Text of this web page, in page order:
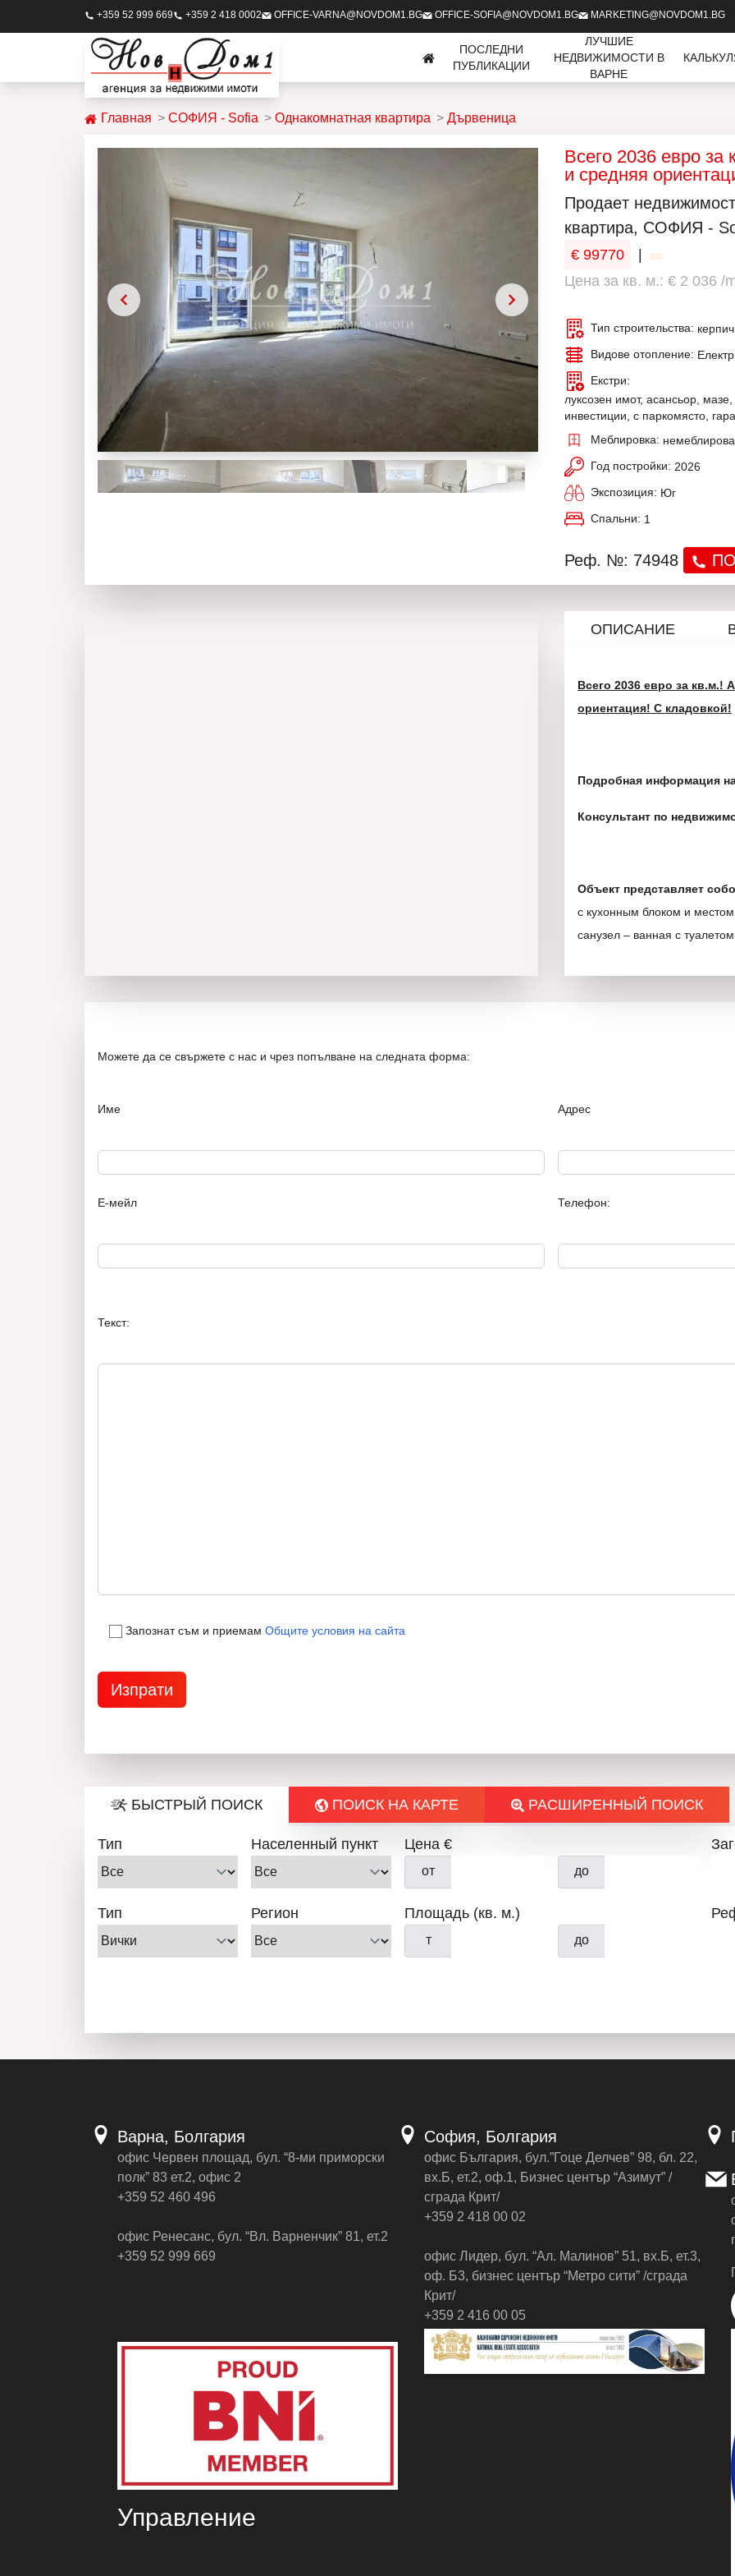
+359 52 999 669 +359 2 418 0002 OFFICE-VARNA@NOVDOM1.BG OFFICE-SOFIA@NOVDOM1.BG MARKETING@NOVDOM1.BG
ПОСЛЕДНИ
ПУБЛИКАЦИИ
ЛУЧШИЕ
НЕДВИЖИМОСТИ В
ВАРНЕ
Главная СОФИЯ - Sofia Однакомнатная квартира Дървеница
Всего 2036 евро
и средняя
Продаeт
квартира, СОФИЯ -
€ 99770
Цена за кв. м.: € 2 036 /
Тип строительства: керпич
Видове отопление:
Екстри:
луксозен имот, асансьор, мазе,
инвестиции, с паркомясто,
Меблировка:
Год постройки: 2026
Экспозиция: Юг
Спальни: 1
Реф. №: 74948
ОПИСАНИЕ
Всего 2036 евро за кв.м.!
ориентация! С кладовкой!
Подробная информация
Консультант по
Объект представляет
с кухонным блоком и
санузел – ванная с
Итого — 49,15 м²;
Ориентация: юг!
стадии «под ключ» или
доступны по запросу.
предназначены для
Отличное расположение:
Малинов (около километра),
быстрый доступ к главным
учреждениям, банкам,
заведениям.
«Кредитный отдел»
максимально выгодных для
полный ремонт вашего
лучшим ценам.
Можете да се свържете с нас и чрез попълване на следната форма:
Име
Е-мейл
Адрес
Телефон:
Текст:
Запознат съм и приемам Общите условия на сайта
БЫСТРЫЙ ПОИСК ПОИСК НА КАРТЕ РАСШИРЕННЫЙ ПОИСК
Тип Населенный пункт
Тип Регион
Цена €
от до
Площадь (кв. м.)
т до
Варна, Болгария
офис Червен площад, бул. “8-ми приморски
полк” 83 ет.2, офис 2
+359 52 460 496
офис Ренесанс, бул. “Вл. Варненчик” 81, ет.2
+359 52 999 669
София, Болгария
офис България, бул.”Гоце Делчев” 98, бл. 22,
вх.Б, ет.2, оф.1, Бизнес център “Азимут” /
сграда Крит/
+359 2 418 00 02
офис Лидер, бул. “Ал. Малинов” 51, вх.Б, ет.3,
оф. Б3, бизнес център “Метро сити” /сграда
Крит/
+359 2 416 00 05
Управление